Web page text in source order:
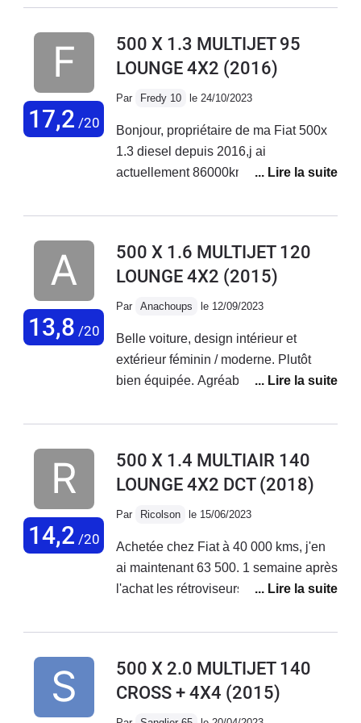
réparations ! Ma voiture est d'ailleurs en vente. Je ne
17,2 /20
500 X 1.3 MULTIJET 95
LOUNGE 4X2 (2016)
Par Fredy 10 le 24/10/2023
Bonjour, propriétaire de ma Fiat 500x
1.3 diesel depuis 2016,j ai
actuellement 86000km au compteur
Entretien courant effectué chez Fiat
polyvalent.
13,8 /20
500 X 1.6 MULTIJET 120
LOUNGE 4X2 (2015)
Par Anachoups le 12/09/2023
Belle voiture, design intérieur et
extérieur féminin / moderne. Plutôt
bien équipée. Agréable à conduire sur
de route. Malheureusement aucune
voiture vieillit très mal, tout se met à
déconner et les réparations
de leurs défauts de fabrication !
J'adore ma voiture mais au vu des
coûts de réparations faramineux, des
cesse... Je vais la revendre.
14,2 /20
500 X 1.4 MULTIAIR 140
LOUNGE 4X2 DCT(2018)
Par Ricolson le 15/06/2023
Achetée chez Fiat à 40 000 kms, j'en
ai maintenant 63 500. 1 semaine après
l'achat les rétroviseurs électriques ne
en concession. Plus gênant, 2 mois
mode dégradé. Retour en concession
en dépanneuse; problème de
500 X 2.0 MULTIJET 140
CROSS + 4X4 (2015)